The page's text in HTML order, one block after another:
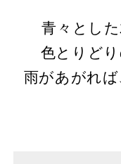
青々とした
色とりどり
雨があがれば